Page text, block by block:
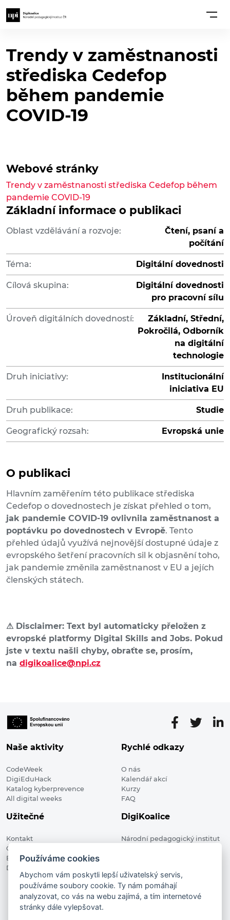
Trendy v zaměstnanosti
střediska Cedefop
během pandemie
COVID-19
Základní informace o publikaci
Oblast vzdělávání a rozvoje:
Čtení, psaní a
počítání
Téma: Digitální dovednosti
Cílová skupina:
Digitální dovednosti
pro pracovní sílu
Úroveň digitálních dovedností:
Základní, Střední,
Pokročilá, Odborník
na digitální
technologie
Druh iniciativy:
Institucionální
iniciativa EU
Druh publikace: Studie
Geografický rozsah: Evropská unie
O publikaci
Hlavním zaměřením této publikace střediska
Cedefop o dovednostech je získat přehled o tom,
jak pandemie COVID-19 ovlivnila zaměstnanost a
poptávku po dovednostech v Evropě. Tento
přehled údajů využívá nejnovější dostupné údaje z
evropského šetření pracovních sil k objasnění toho,
jak pandemie změnila zaměstnanost v EU a jejích
členských státech.
⚠ Disclaimer: Text byl automaticky přeložen z
evropské platformy Digital Skills and Jobs. Pokud
jste v textu našli chyby, obraťte se, prosím,
na digikoalice@npi.cz
Webové stránky
Trendy v zaměstnanosti střediska Cedefop během
pandemie COVID-19
Naše aktivity
CodeWeek
DigiEduHack
Katalog kyberprevence
All digital weeks
Rychlé odkazy
O nás
Kalendář akcí
Kurzy
FAQ
Užitečné
Kontakt
Členské organizace
Blog
Digitalizace ve vzdělávání
DigiKoalice
Národní pedagogický institut
DigiKoalice 2021. All rights reserved
Vstup do administrace
Používáme cookies
Abychom vám poskytli lepší uživatelský servis,
používáme soubory cookie. Ty nám pomáhají
analyzovat, co vás na webu zajímá, a tím internetové
stránky dále vylepšovat.